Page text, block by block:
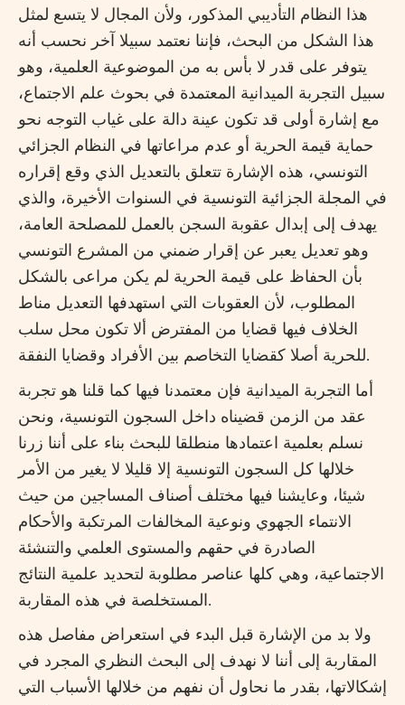
هذا النظام التأديبي المذكور، ولأن المجال لا يتسع لمثل
هذا الشكل من البحث، فإننا نعتمد سبيلا آخر نحسب أنه
يتوفر على قدر لا بأس به من الموضوعية العلمية، وهو
سبيل التجربة الميدانية المعتمدة في بحوث علم الاجتماع،
مع إشارة أولى قد تكون عينة دالة على غياب التوجه نحو
حماية قيمة الحرية أو عدم مراعاتها في النظام الجزائي
التونسي، هذه الإشارة تتعلق بالتعديل الذي وقع إقراره
في المجلة الجزائية التونسية في السنوات الأخيرة، والذي
يهدف إلى إبدال عقوبة السجن بالعمل للمصلحة العامة،
وهو تعديل يعبر عن إقرار ضمني من المشرع التونسي
بأن الحفاظ على قيمة الحرية لم يكن مراعى بالشكل
المطلوب، لأن العقوبات التي استهدفها التعديل مناط
الخلاف فيها قضايا من المفترض ألا تكون محل سلب
للحرية أصلا كقضايا التخاصم بين الأفراد وقضايا النفقة.
أما التجربة الميدانية فإن معتمدنا فيها كما قلنا هو تجربة
عقد من الزمن قضيناه داخل السجون التونسية، ونحن
نسلم بعلمية اعتمادها منطلقا للبحث بناء على أننا زرنا
خلالها كل السجون التونسية إلا قليلا لا يغير من الأمر
شيئا، وعايشنا فيها مختلف أصناف المساجين من حيث
الانتماء الجهوي ونوعية المخالفات المرتكبة والأحكام
الصادرة في حقهم والمستوى العلمي والتنشئة
الاجتماعية، وهي كلها عناصر مطلوبة لتحديد علمية النتائج
المستخلصة في هذه المقاربة.
ولا بد من الإشارة قبل البدء في استعراض مفاصل هذه
المقاربة إلى أننا لا نهدف إلى البحث النظري المجرد في
إشكالاتها، بقدر ما نحاول أن نفهم من خلالها الأسباب التي